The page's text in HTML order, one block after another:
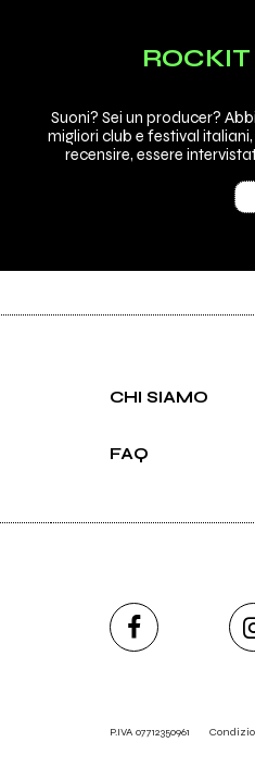
Suoni? Sei un producer?
migliori club e festival
recensire, essere
CHI SIAMO
FAQ
P.IVA 07712350961